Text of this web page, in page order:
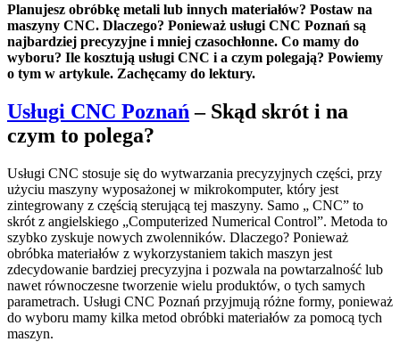
Planujesz obróbkę metali lub innych materiałów? Postaw na
maszyny CNC. Dlaczego? Ponieważ usługi CNC Poznań są
najbardziej precyzyjne i mniej czasochłonne. Co mamy do
wyboru? Ile kosztują usługi CNC i a czym polegają? Powiemy
o tym w artykule. Zachęcamy do lektury.
Usługi CNC Poznań – Skąd skrót i na
czym to polega?
Usługi CNC stosuje się do wytwarzania precyzyjnych części, przy
użyciu maszyny wyposażonej w mikrokomputer, który jest
zintegrowany z częścią sterującą tej maszyny. Samo „ CNC” to
skrót z angielskiego „Computerized Numerical Control”. Metoda to
szybko zyskuje nowych zwolenników. Dlaczego? Ponieważ
obróbka materiałów z wykorzystaniem takich maszyn jest
zdecydowanie bardziej precyzyjna i pozwala na powtarzalność lub
nawet równoczesne tworzenie wielu produktów, o tych samych
parametrach. Usługi CNC Poznań przyjmują różne formy, ponieważ
do wyboru mamy kilka metod obróbki materiałów za pomocą tych
maszyn.